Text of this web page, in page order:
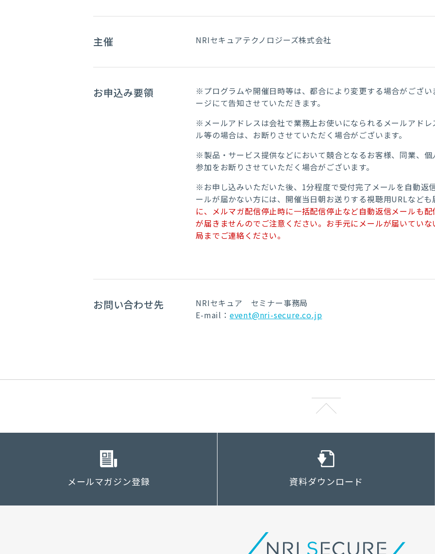
主催 NRIセキュアテクノロジーズ株式会社
お申込み要領
※プログラムや開催日時等は、都合により変更する場合がござ
ージにて告知させていただきます。
※メールアドレスは会社で業務上お使いになられるメールアド
ル等の場合は、お断りさせていただく場合がございます。
※製品・サービス提供などにおいて競合となるお客様、同業、個
参加をお断りさせていただく場合がございます。
※お申し込みいただいた後、1分程度で受付完了メールを自動返
ールが届かない方には、開催当日朝お送りする視聴用URLなども
に、メルマガ配信停止時に一括配信停止など自動返信メールも
が届きませんのでご注意ください。お手元にメールが届いてい
局までご連絡ください。
お問い合わせ先
NRIセキュア セミナー事務局
E-mail： event@nri-secure.co.jp
メールマガジン登録 資料ダウンロード